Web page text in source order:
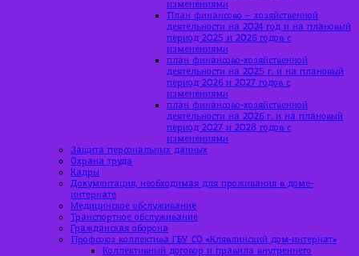
изменениями
План финансово – хозяйственной
деятельности на 2024 год и на плановый
период 2025 и 2026 годов с
изменениями
план финансово-хозяйственной
деятельности на 2025 г. и на плановый
период 2026 и 2027 годов с
изменениями
план финансово-хозяйственной
деятельности на 2026 г. и на плановый
период 2027 и 2028 годов с
изменениями
Защита персональных данных
Охрана труда
Кадры
Документация, необходимая для проживания в доме-
интернате
Медицинское обслуживание
Транспортное обслуживание
Гражданская оборона
Профсоюз коллектива ГБУ СО «Клявлинский дом-интернат»
Коллективный договор и правила внутреннего